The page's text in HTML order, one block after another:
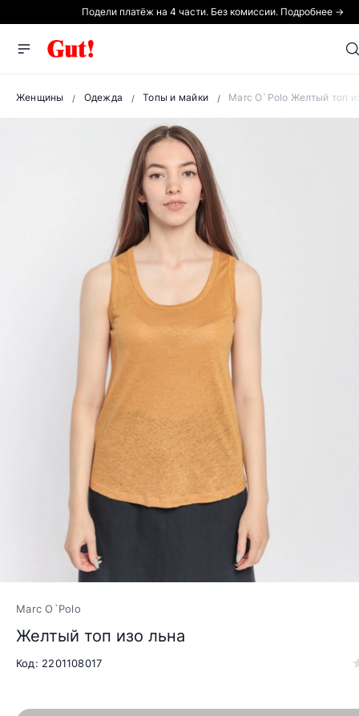
Подели платёж на 4 части. Без комиссии. Подробнее →
Женщины Одежда Топы и майки Marc O`Polo Желтый топ
Marc O`Polo
Желтый топ изо льна
Код: 2201108017